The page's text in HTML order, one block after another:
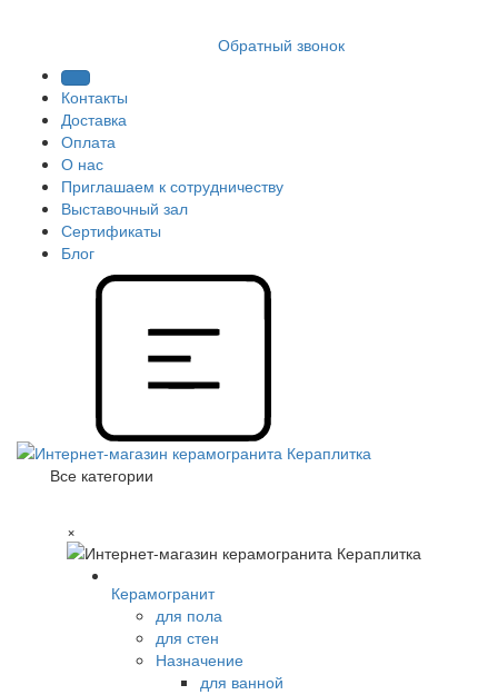
Обратный звонок
Контакты
Доставка
Оплата
О нас
Приглашаем к сотрудничеству
Выставочный зал
Сертификаты
Блог
Все категории
×
Керамогранит
для пола
для стен
Назначение
для ванной